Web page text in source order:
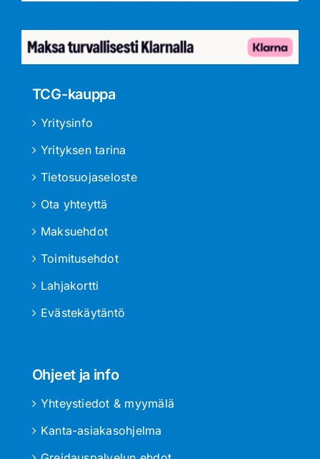
TCG-kauppa
Yritysinfo
Yrityksen tarina
Tietosuojaseloste
Ota yhteyttä
Maksuehdot
Toimitusehdot
Lahjakortti
Evästekäytäntö
Ohjeet ja info
Yhteystiedot & myymälä
Kanta-asiakasohjelma